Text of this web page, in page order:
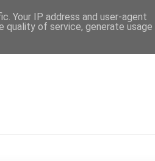
Your IP address and user-agent
quality of service, generate usage